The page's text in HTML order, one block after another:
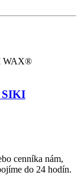
SIKI
cenníka nám,
do 24 hodín.